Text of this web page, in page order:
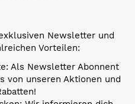
Newsletter und
Vorteilen:
Als Newsletter Abonnent
von unseren Aktionen und